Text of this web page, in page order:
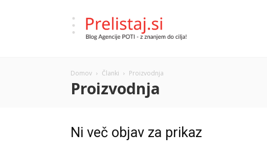
Blog
Domov Članki Proizvodnja
Proizvodnja
Ni več objav za prikaz